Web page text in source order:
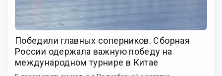
Победили главных соперников. Сборная
России одержала важную победу на
международном турнире в Китае